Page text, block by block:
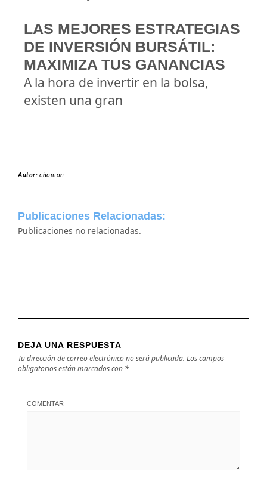
LAS MEJORES ESTRATEGIAS
DE INVERSIÓN BURSÁTIL:
MAXIMIZA TUS GANANCIAS
A la hora de invertir en la bolsa,
existen una gran
Autor:chomon
Publicaciones Relacionadas:
Publicaciones no relacionadas.
DEJA UNA RESPUESTA
Tu dirección de correo electrónico no será publicada. Los campos
obligatorios están marcados con *
COMENTAR